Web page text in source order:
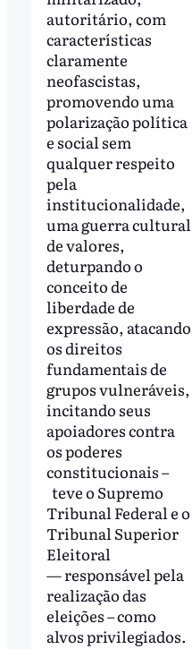
autoritário, com
características
claramente
neofascistas,
promovendo uma
polarização política
e social sem
qualquer respeito
pela
institucionalidade,
uma guerra cultural
de valores,
deturpando o
conceito de
liberdade de
expressão, atacando
os direitos
fundamentais de
grupos vulneráveis,
incitando seus
apoiadores contra
os poderes
constitucionais –
teve o Supremo
Tribunal Federal e o
Tribunal Superior
Eleitoral
— responsável pela
realização das
eleições – como
alvos privilegiados.